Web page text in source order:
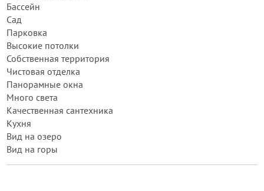
Бассейн
Сад
Парковка
Высокие потолки
Собственная территория
Чистовая отделка
Панорамные окна
Много света
Качественная сантехника
Кухня
Вид на озеро
Вид на горы